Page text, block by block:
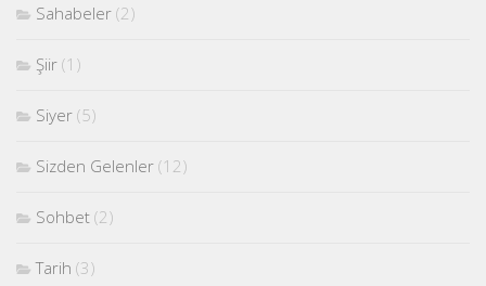
Sahabeler (2)
Şiir (1)
Siyer (5)
Sizden Gelenler (12)
Sohbet (2)
Tarih (3)